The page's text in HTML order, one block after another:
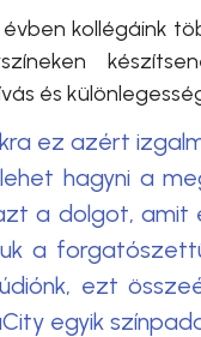
évben kollégáink
és
ez azért
hagyni a
a dolgot, amit
a
ezt
egyik